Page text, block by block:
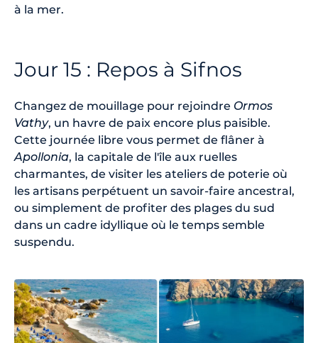
à la mer.
Jour 15 : Repos à Sifnos
Changez de mouillage pour rejoindre Ormos
Vathy, un havre de paix encore plus paisible.
Cette journée libre vous permet de flâner à
Apollonia, la capitale de l'île aux ruelles
charmantes, de visiter les ateliers de poterie où
les artisans perpétuent un savoir-faire ancestral,
ou simplement de profiter des plages du sud
dans un cadre idyllique où le temps semble
suspendu.